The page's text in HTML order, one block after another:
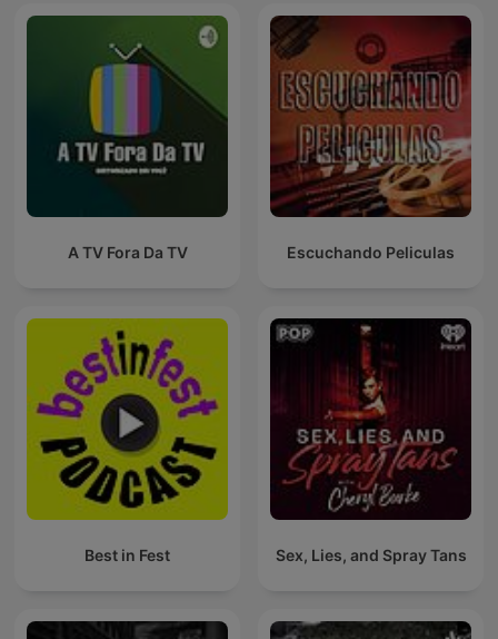
A TV Fora Da TV Escuchando Peliculas
Best in Fest Sex, Lies, and Spray Tans